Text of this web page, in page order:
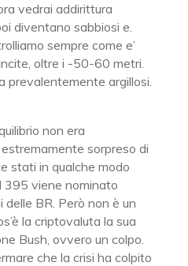
vedrai addirittura
diventano sabbiosi e.
sempre come e’
oltre i -50-60 metri.
prevalentemente argillosi.
non era
sorpreso di
stati in qualche modo
395 viene nominato
BR. Però non è un
la criptovaluta la sua
Bush, ovvero un colpo.
che la crisi ha colpito